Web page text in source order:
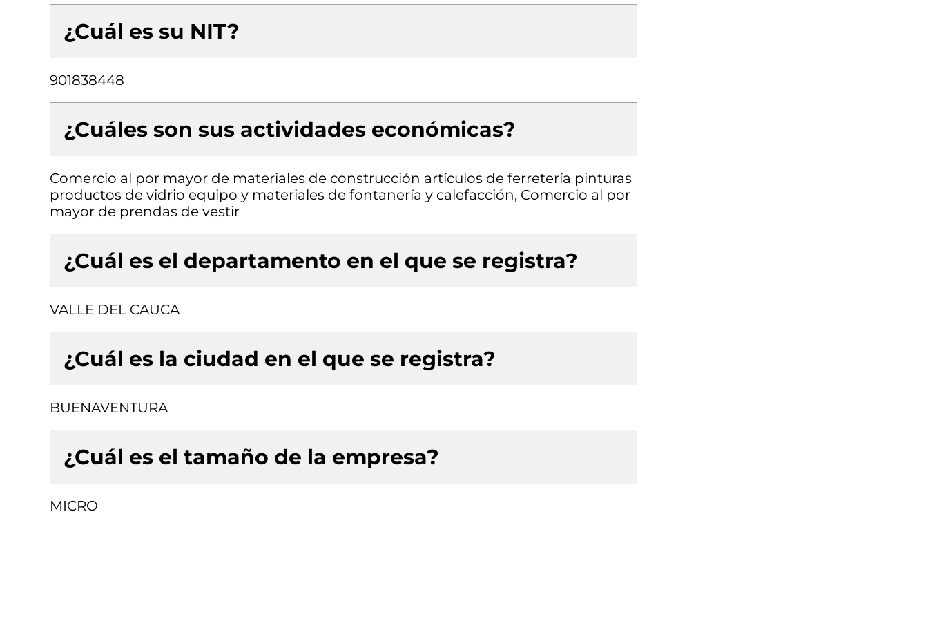
¿Cuál es su NIT?
901838448
¿Cuáles son sus actividades económicas?
Comercio al por mayor de materiales de construcción artículos de ferretería pinturas
productos de vidrio equipo y materiales de fontanería y calefacción, Comercio al por
mayor de prendas de vestir
¿Cuál es el departamento en el que se registra?
VALLE DEL CAUCA
¿Cuál es la ciudad en el que se registra?
BUENAVENTURA
¿Cuál es el tamaño de la empresa?
MICRO